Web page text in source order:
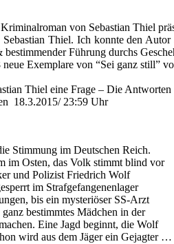
von Sebastian Thiel
Thiel. Ich konnte den
Führung durchs
Exemplare von “Sei ganz still”
Thiel eine Frage – Die
18.3.2015/ 23:59 Uhr
Stimmung im Deutschen Reich.
im Osten, das Volk stimmt blind vor
und Polizist Friedrich Wolf
im Strafgefangenenlager
bis ein mysteriöser SS-Arzt
bestimmtes Mädchen in der
Eine Jagd beginnt, die Wolf
wird aus dem Jäger ein Gejagter …